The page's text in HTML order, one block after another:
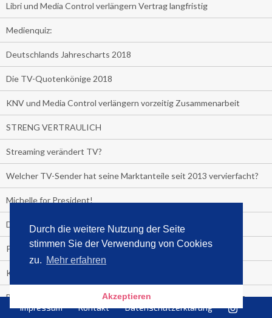
Durch die weitere Nutzung der Seite
stimmen Sie der Verwendung von Cookies
zu. Mehr erfahren
Akzeptieren
Libri und Media Control verlängern Vertrag langfristig
Medienquiz:
Deutschlands Jahrescharts 2018
Die TV-Quotenkönige 2018
KNV und Media Control verlängern vorzeitig Zusammenarbeit
STRENG VERTRAULICH
Streaming verändert TV?
Welcher TV-Sender hat seine Marktanteile seit 2013 vervierfacht?
Michelle for President!
Das gruseligste Buch aller Zeiten
Promi-Biografien
Kerkeling erhält Spitzenfeder für meistverkauftes Buch
Börsenverein und MVB verlängern vorzeitig Verträge mit Media
Control bis 2024
Impressum Kontakt Datenschutzerklärung